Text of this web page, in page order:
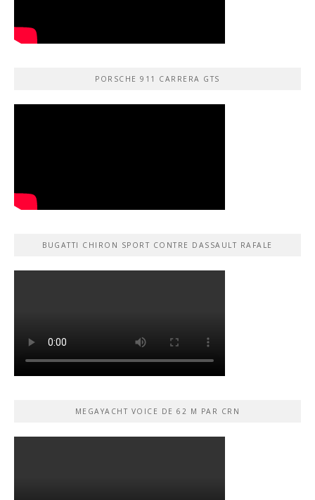
PORSCHE 911 CARRERA GTS
BUGATTI CHIRON SPORT CONTRE DASSAULT RAFALE
MEGAYACHT VOICE DE 62 M PAR CRN